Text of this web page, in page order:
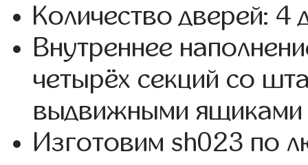
Количество дверей: 4
Внутреннее
четырёх секций со
выдвижными ящиками
Изготовим sh023 по